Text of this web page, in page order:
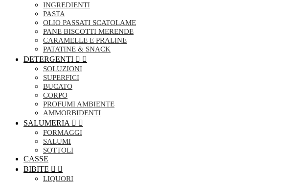
INGREDIENTI
PASTA
OLIO PASSATI SCATOLAME
PANE BISCOTTI MERENDE
CARAMELLE E PRALINE
PATATINE & SNACK
DETERGENTI  
SOLUZIONI
SUPERFICI
BUCATO
CORPO
PROFUMI AMBIENTE
AMMORBIDENTI
SALUMERIA  
FORMAGGI
SALUMI
SOTTOLI
CASSE
BIBITE  
LIQUORI